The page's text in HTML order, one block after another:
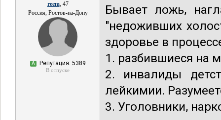
reem, 47
Россия, Ростов-на-Дону
А Репутация: 5389
В отпуске
Бывает ложь,
"недоживших
здоровье в
1. разбившиеся на
2. инвалиды
лейкимии.
3. Уголовники,